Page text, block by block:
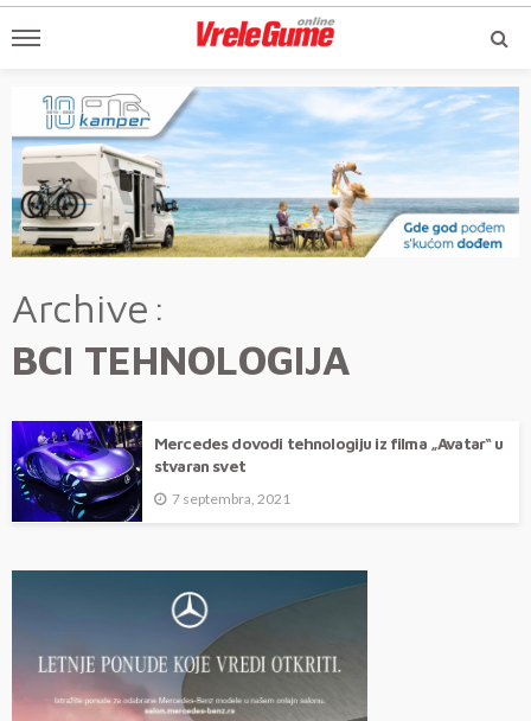
Archive
BCI TEHNOLOGIJA
Mercedes dovodi tehnologiju iz filma „Avatar“ u
stvaran svet
7 septembra, 2021